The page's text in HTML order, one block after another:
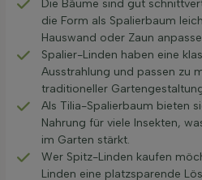
Die Bäume sind gut
die Form als Spalierbaum
Hauswand oder Zaun
Spalier-Linden haben eine
Ausstrahlung und passen zu
traditioneller
Als Tilia-Spalierbaum bieten
Nahrung für viele Insekten,
im Garten stärkt.
Wer Spitz-Linden kaufen
Linden eine platzsparende